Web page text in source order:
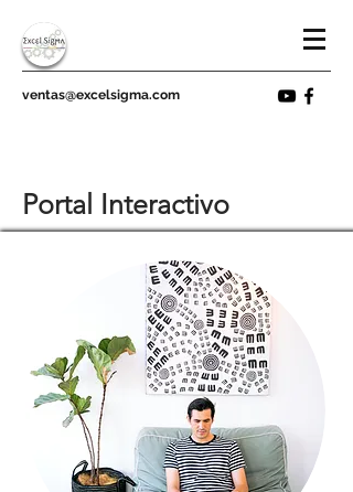
ventas@excelsigma.com
Portal Interactivo